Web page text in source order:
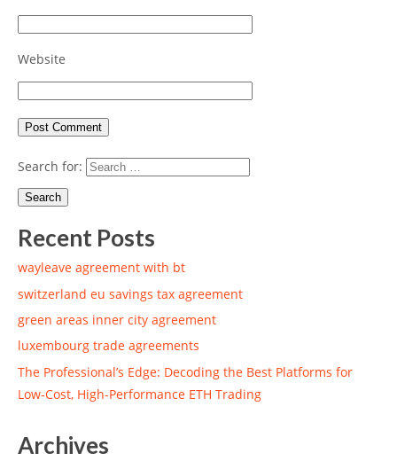
Website
Search for:
Recent Posts
wayleave agreement with bt
switzerland eu savings tax agreement
green areas inner city agreement
luxembourg trade agreements
The Professional’s Edge: Decoding the Best Platforms for
Low-Cost, High-Performance ETH Trading
Archives